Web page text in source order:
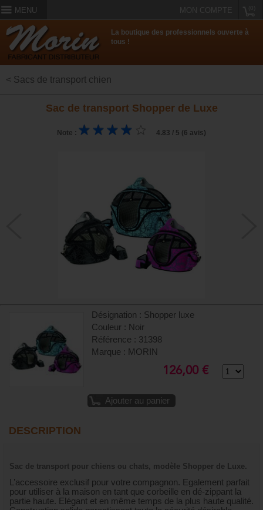
MENU MON COMPTE
La boutique des professionnels ouverte à
tous !
< Sacs de transport chien
Sac de transport Shopper de Luxe
Note : 4.83 / 5 (6 avis)
Désignation : Shopper luxe
Couleur : Noir
Référence : 31398
Marque : MORIN
126,00 €
Ajouter au panier
DESCRIPTION
Sac de transport pour chiens ou chats, modèle Shopper de Luxe.
L’accessoire exclusif pour votre compagnon. Egalement parfait
pour utiliser à la maison en tant que corbeille en dé-zippant la
partie haute. Elégant et en même temps de la plus haute qualité.